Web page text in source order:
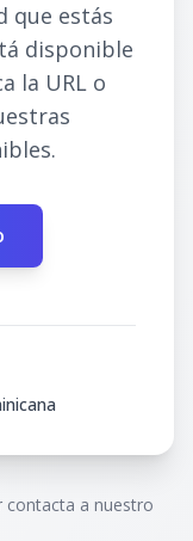
que estás
disponible
la URL o
contacta a nuestro